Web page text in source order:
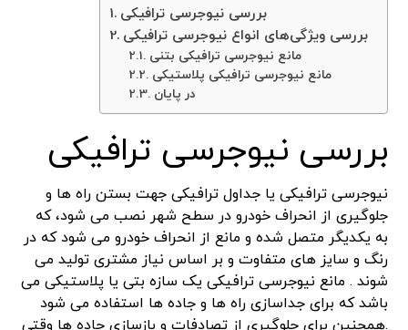
​بررسی نیوجرسی ترافیکی
​بررسی ویژگی‌های انواع نیوجرسی ترافیکی
مانع نیوجرسی ترافیکی بتنی
مانع نیوجرسی ترافیکی پلاستیکی
در پایان
​بررسی نیوجرسی ترافیکی
نیوجرسی ترافیکی یا جداول ترافیکی جهت بستن راه ها و
جلوگیری از انحراف خودرو در سطح شهر نصب می شود، که
به یکدیگر متصل شده و مانع از انحراف خودرو می شود که در
رنگ و سایز های متفاوت و بر اساس نیاز مشتری تولید می
شوند . مانع نیوجرسی ترافیکی یک سازه بتی یا پلاستیکی می
باشد که برای جداسازی راه ها و جاده ها استفاده می شود
.همچنین برای جلوگیری از تصادفات و بازسازی جاده ها وقتی